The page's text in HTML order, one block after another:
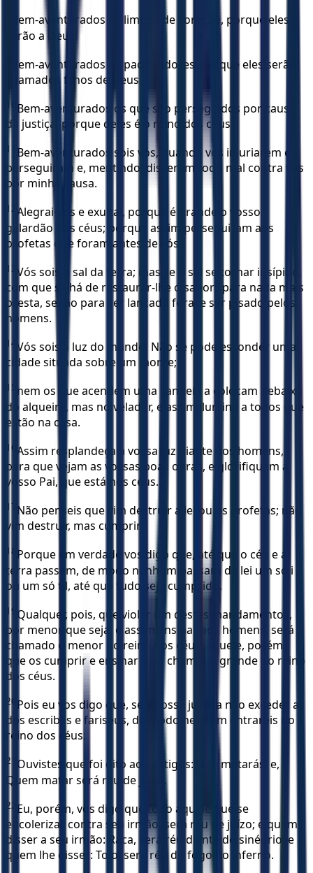
Bem-aventurados os limpos de coração, porque eles
verão a Deus.
Bem-aventurados os pacificadores, porque eles serão
chamados filhos de Deus.
Bem-aventurados os que são perseguidos por causa
da justiça, porque deles é o reino dos céus.
11
Bem-aventurados sois vós, quando vos injuriarem e
perseguiram e, mentindo, disserem todo mal contra vós
por minha causa.
12 Alegrai-vos e exultai, porque é grande o vosso
galardão nos céus; porque assim perseguiram aos
profetas que foram antes de vós.
13 Vós sois o sal da terra; mas se o sal se tornar insípido,
com que se há de restaurar-lhe o sabor? para nada mais
presta, senão para ser lançado fora, e ser pisado pelos
homens.
14 Vós sois a luz do mundo. Não se pode esconder uma
cidade situada sobre um monte;
15 nem os que acendem uma candeia a colocam debaixo
do alqueire, mas no velador, e assim ilumina a todos que
estão na casa.
16 Assim resplandeça a vossa luz diante dos homens,
para que vejam as vossas boas obras, e glorifiquem a
vosso Pai, que está nos céus.
17 Não penseis que vim destruir a lei ou os profetas; não
vim destruir, mas cumprir.
18 Porque em verdade vos digo que, até que o céu e a
terra passem, de modo nenhum passará da lei um só i
ou um só til, até que tudo seja cumprido.
19 Qualquer, pois, que violar um destes mandamentos,
por menor que seja, e assim ensinar aos homens, será
chamado o menor no reino dos céus; aquele, porém,
que os cumprir e ensinar será chamado grande no reino
dos céus.
20 Pois eu vos digo que, se a vossa justiça não exceder a
dos escribas e fariseus, de modo nenhum entrareis no
reino dos céus.
21
Ouvistes que foi dito aos antigos: Não matarás; e,
Quem matar será réu de juízo.
22 Eu, porém, vos digo que todo aquele que se
encolerizar contra seu irmão, será réu de juízo; e quem
disser a seu irmão: Raca, será réu diante do sinédrio; e
quem lhe disser: Tolo, será réu do fogo do inferno.